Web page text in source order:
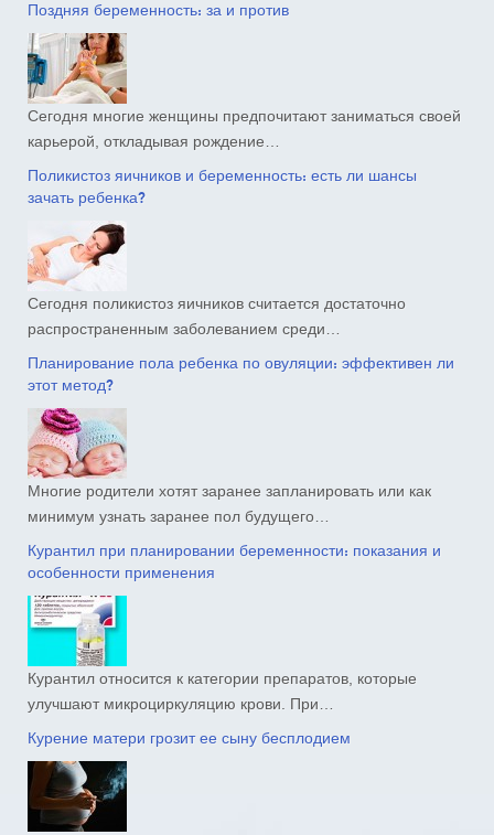
Поздняя беременность: за и против
Сегодня многие женщины предпочитают заниматься своей
карьерой, откладывая рождение…
Поликистоз яичников и беременность: есть ли шансы
зачать ребенка?
Сегодня поликистоз яичников считается достаточно
распространенным заболеванием среди…
Планирование пола ребенка по овуляции: эффективен ли
этот метод?
Многие родители хотят заранее запланировать или как
минимум узнать заранее пол будущего…
Курантил при планировании беременности: показания и
особенности применения
Курантил относится к категории препаратов, которые
улучшают микроциркуляцию крови. При…
Курение матери грозит ее сыну бесплодием